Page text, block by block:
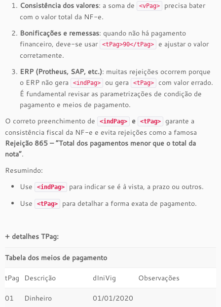
Consistência dos valores: a soma de <vPag>
precisa bater
com o valor total da NF-e.
Bonificações e remessas: quando não há pagamento
financeiro, deve-se usar <tPag>90</tPag>
e ajustar o valor
corretamente.
ERP (Protheus, SAP, etc.): muitas rejeições ocorrem porque
o ERP não gera
<indPag> ou gera <tPag>
com valor errado.
É fundamental revisar as parametrizações de condição de
pagamento e meios de pagamento.
O correto preenchimento de
<indPag> e <tPag>
garante a
consistência fiscal da NF-e e evita rejeições como a famosa
Rejeição 865 – “Total dos pagamentos menor que o total da
nota”.
Resumindo:
Use
<indPag>
para indicar se é à vista, a prazo ou outros.
Use
<tPag> para detalhar a forma exata de pagamento.
+ detalhes TPag:
Tabela dos meios de pagamento
tPag Descrição dIniVig Observações
01 Dinheiro 01/01/2020